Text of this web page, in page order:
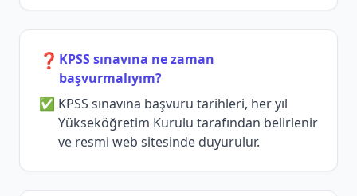
❓ KPSS sınavına ne zaman
başvurmalıyım?
KPSS sınavına başvuru tarihleri, her yıl
Yükseköğretim Kurulu tarafından belirlenir
ve resmi web sitesinde duyurulur.